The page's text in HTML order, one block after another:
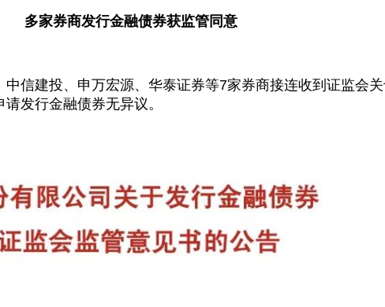
多家券商发行金融债券获监管同意
信建投、申万宏源、华泰证券等7家券商接连收到证监会
发行金融债券无异议。